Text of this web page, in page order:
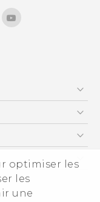
optimiser les
les
une